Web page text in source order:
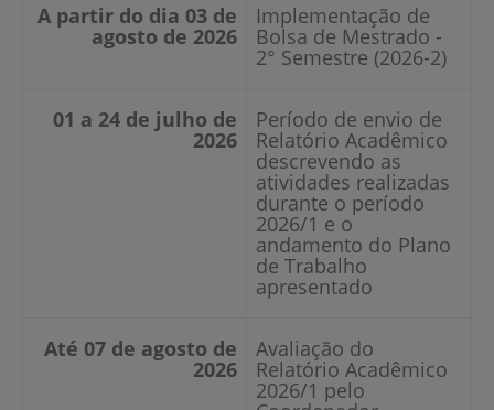
A partir do dia 03 de
agosto de 2026
Implementação de
Bolsa de Mestrado -
2° Semestre (2026-2)
01 a 24 de julho de
2026
Período de envio de
Relatório Acadêmico
descrevendo as
atividades realizadas
durante o período
2026/1 e o
andamento do Plano
de Trabalho
apresentado
Até 07 de agosto de
2026
Avaliação do
Relatório Acadêmico
2026/1 pelo